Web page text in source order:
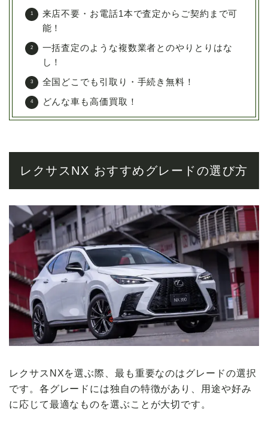
来店不要・お電話1本で査定からご契約まで可
能！
一括査定のような複数業者とのやりとりはな
し！
全国どこでも引取り・手続き無料！
どんな車も高価買取！
レクサスNX おすすめグレードの選び方
レクサスNXを選ぶ際、最も重要なのはグレードの選択
です。各グレードには独自の特徴があり、用途や好み
に応じて最適なものを選ぶことが大切です。